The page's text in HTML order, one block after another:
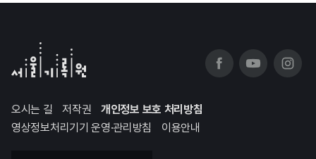
오시는 길 저작권
개인정보 보호 처리방침
영상정보처리기기 운영·관리방침
이용안내